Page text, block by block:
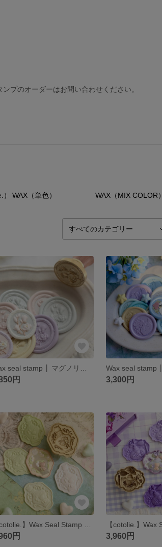
プのオーダーはお問い合わせください。
WAX（単色） WAX（MIX COLOR）
円 3,300円
円 3,960円